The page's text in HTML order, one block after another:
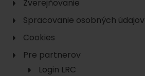
Zverejňovanie
Spracovanie osobných údajov
Cookies
Pre partnerov
Login LRC